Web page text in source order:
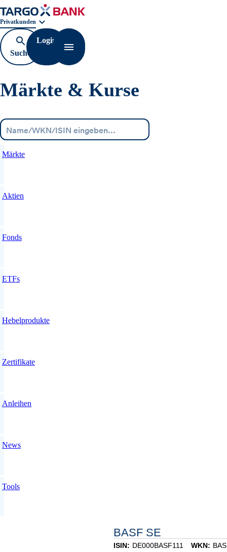
Geschäftsbereichnavigation. Aktuelle Auswahl:
Privatkunden
Suche
öffnen
Login
Navigation öffnen
Märkte & Kurse
Märkte
Aktien
Fonds
ETFs
Hebelprodukte
Zertifikate
Anleihen
News
Tools
BASF SE
ISIN: DE000BASF111 WKN: